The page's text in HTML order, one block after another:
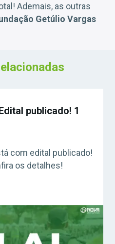
Ademais, as outras
Getúlio Vargas
publicado! 1
com edital publicado!
os detalhes!